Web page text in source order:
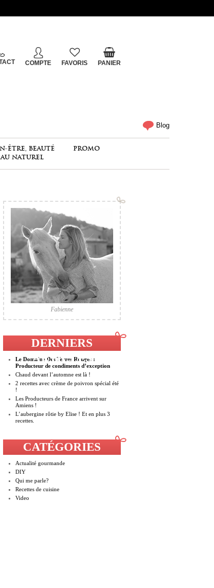
COMPTE FAVORIS PANIER
Blog
ÊTRE, BEAUTÉ
AU NATUREL
PROMO
Fabienne
DERNIERS
ARTICLES
Le Domaine Des Terres Rouges :
Producteur de condiments d’exception
Chaud devant l’automne est là !
2 recettes avec crème de poivron spécial été
!
Les Producteurs de France arrivent sur
Amiens !
L’aubergine rôtie by Elise ! Et en plus 3
recettes.
CATÉGORIES
Actualité gourmande
DIY
Qui me parle?
Recettes de cuisine
Video